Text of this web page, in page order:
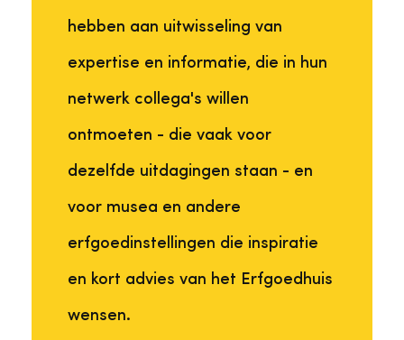
hebben aan uitwisseling van
expertise en informatie, die in hun
netwerk collega's willen
ontmoeten - die vaak voor
dezelfde uitdagingen staan - en
voor musea en andere
erfgoedinstellingen die inspiratie
en kort advies van het Erfgoedhuis
wensen.